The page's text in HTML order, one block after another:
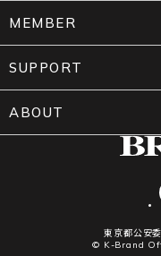
東京都公安
© K-Brand
MEMBER
SUPPORT
ABOUT